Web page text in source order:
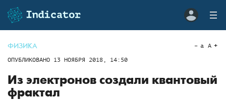
ФИЗИКА
ОПУБЛИКОВАНО 13 НОЯБРЯ 2018, 14:50
a A
Из электронов создали квантовый
фрактал